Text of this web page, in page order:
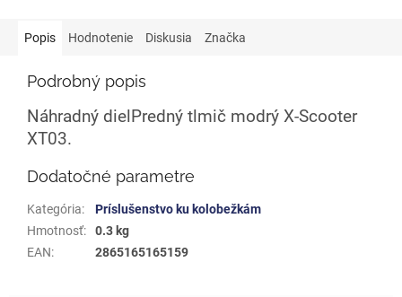
Popis Hodnotenie Diskusia Značka
Podrobný popis
Náhradný diel Predný tlmič modrý X-Scooter
XT03.
Dodatočné parametre
Kategória:
Príslušenstvo ku kolobežkám
Hmotnosť:
0.3 kg
EAN: 2865165165159